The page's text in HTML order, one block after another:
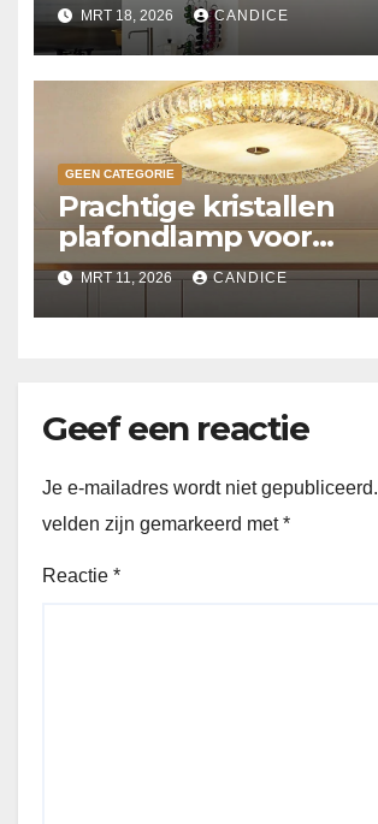
MRT 18, 2026 CANDICE
GEEN CATEGORIE
Prachtige kristallen
plafondlamp voor
slaapkamer
MRT 11, 2026 CANDICE
Geef een reactie
Je e-mailadres wordt niet gepubliceerd.
velden zijn gemarkeerd met*
Reactie *